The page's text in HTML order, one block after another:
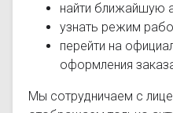
найти ближайшую
узнать режим
перейти на
оформления
Мы сотрудничаем с